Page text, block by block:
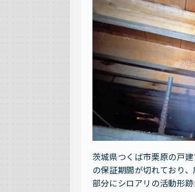
茨城県つくば市栗原の戸
の保証期間が切れており
部分にシロアリの活動形